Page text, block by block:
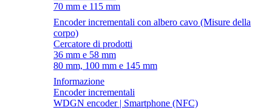
70 mm e 115 mm
Encoder incrementali con albero cavo (Misure della
corpo)
Cercatore di prodotti
36 mm e 58 mm
80 mm, 100 mm e 145 mm
Informazione
Encoder incrementali
WDGN encoder | Smartphone (NFC)